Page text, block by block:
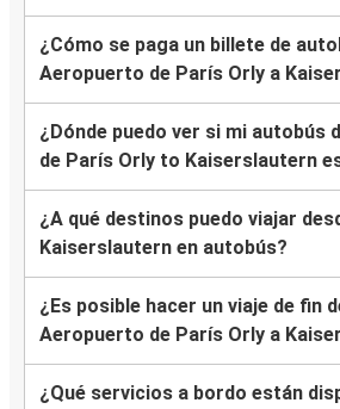
¿Cómo se paga un billete de
Aeropuerto de París Orly a
¿Dónde puedo ver si mi autobús
de París Orly to Kaiserslautern
¿A qué destinos puedo viajar
Kaiserslautern en autobús?
¿Es posible hacer un viaje de fin
Aeropuerto de París Orly a
¿Qué servicios a bordo están